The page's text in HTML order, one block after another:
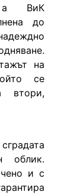
а ВиК
до
на
се
втори,
облик.
и с